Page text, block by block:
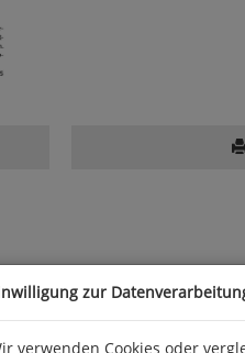
zur
verwenden Cookies oder